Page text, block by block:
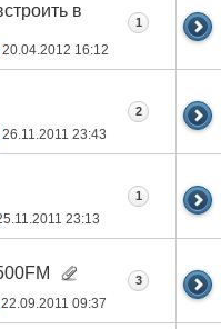
в
20.04.2012 16:12
1
26.11.2011 23:43
2
23:13
1
22.09.2011 09:37
3